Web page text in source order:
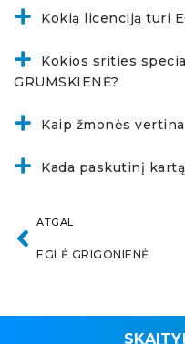
Kokią licenciją turi
Kokios srities
GRUMSKIENĖ?
Kaip žmonės vertina
Kada paskutinį
ATGAL
EGLĖ GRIGONIENĖ